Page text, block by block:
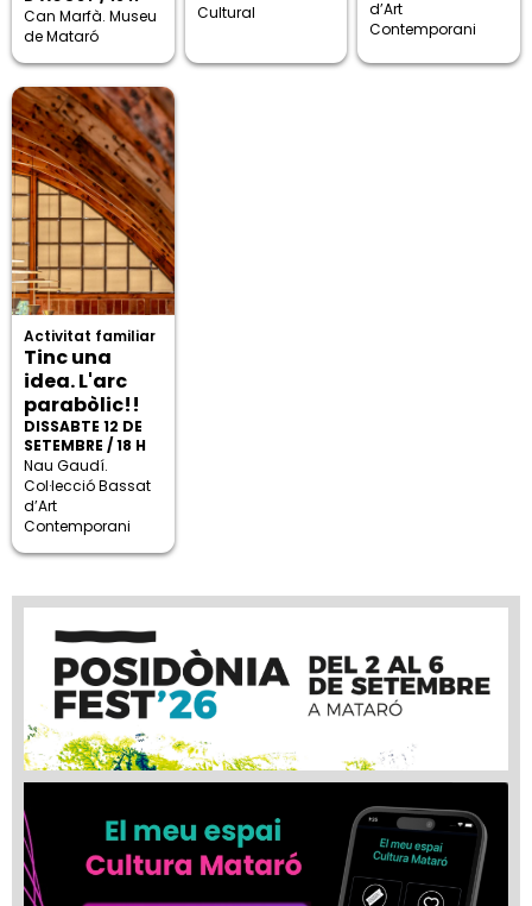
Can Marfà. Museu
de Mataró
Cultural
d’Art
Contemporani
Activitat familiar
Tinc una
idea. L'arc
parabòlic!!
DISSABTE 12 DE
SETEMBRE / 18 H
Nau Gaudí.
Col·lecció Bassat
d’Art
Contemporani